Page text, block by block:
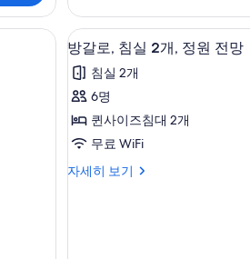
모
두
보
기
파
트,
침
실
2
개
세
히
기
장 | 미니바, 객실 내 금고, 책상, 다리미/다리미판
방
갈
로,
침
실
개,
8
방갈로, 침실 2개, 정원 전망
침실 2개
6명
퀸사이즈침대 2개
무료 WiFi
자세히 보기
방